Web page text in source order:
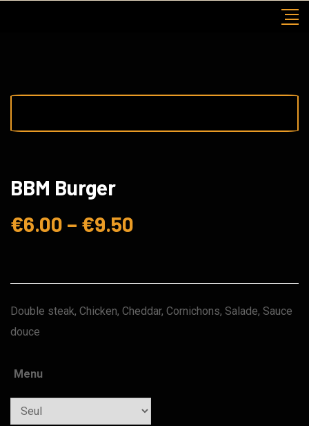
BBM Burger
€6.00 – €9.50
Double steak, Chicken, Cheddar, Cornichons, Salade, Sauce
douce
Menu